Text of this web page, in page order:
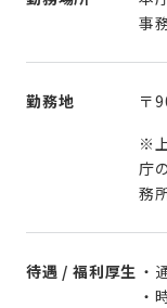
事
勤務地
〒
※
庁
務
待遇 / 福利厚生 ・
・